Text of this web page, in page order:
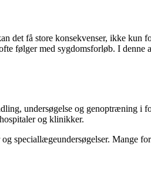
det få store konsekvenser, ikke
følger med sygdomsforløb. I
undersøgelse og genoptræning i
og klinikker.
speciallægeundersøgelser. Mange